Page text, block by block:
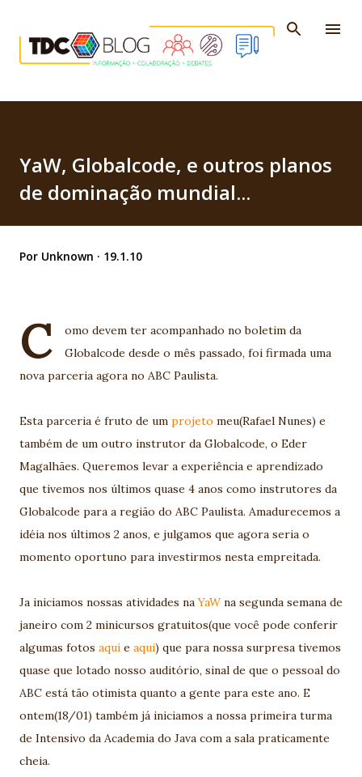
YaW, Globalcode, e outros planos
de dominação mundial...
Por Unknown 19.1.10
C
omo devem ter acompanhado no boletim da
Globalcode desde o mês passado, foi firmada uma
nova parceria agora no ABC Paulista.
Esta parceria é fruto de um projeto meu(Rafael Nunes) e
também de um outro instrutor da Globalcode, o Eder
Magalhães. Queremos levar a experiência e aprendizado
que tivemos nos últimos quase 4 anos como instrutores da
Globalcode para a região do ABC Paulista. Amadurecemos a
idéia nos últimos 2 anos, e julgamos que agora seria o
momento oportuno para investirmos nesta empreitada.
Ja iniciamos nossas atividades naYaW na segunda semana de
janeiro com 2 minicursos gratuitos(que você pode conferir
algumas fotos aqui e aqui) que para nossa surpresa tivemos
quase que lotado nosso auditório, sinal de que o pessoal do
ABC está tão otimista quanto a gente para este ano. E
ontem(18/01) também já iniciamos a nossa primeira turma
de Intensivo da Academia do Java com a sala praticamente
cheia.